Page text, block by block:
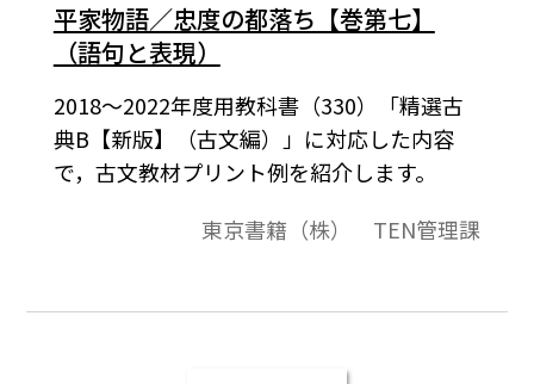
平家物語／忠度の都落ち【巻第七】
（語句と表現）
2018～2022年度用教科書（330）「精選古
典B【新版】（古文編）」に対応した内容
で，古文教材プリント例を紹介します。
東京書籍（株） TEN管理課